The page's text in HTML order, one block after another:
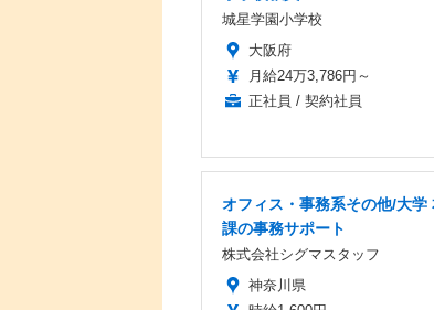
城星学園小学校
大阪府
月給24万3,786円～
正社員 / 契約社員
オフィス・事務系その他/大学
課の事務サポート
株式会社シグマスタッフ
神奈川県